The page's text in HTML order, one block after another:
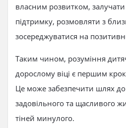
власним розвитком,
підтримку, розмовляти з
зосереджуватися на
Таким чином, розуміння
дорослому віці є першим
Це може забезпечити шлях
задовільного та щасливого
тіней минулого.